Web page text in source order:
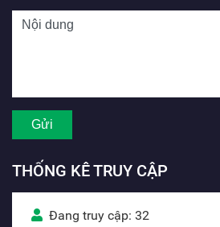
THỐNG KÊ TRUY CẬP
Đang truy cập: 32